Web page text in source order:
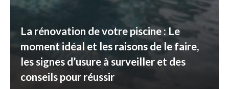
La rénovation de votre piscine : Le
moment idéal et les raisons de le faire,
les signes d’usure à surveiller et des
conseils pour réussir